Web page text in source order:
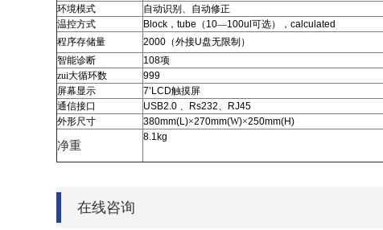
环境模式
自动识别、自动修正
温控方式
Block ， tube （ 10—100ul 可选）， calculated
程序存储量
2000 （外接U盘无限制）
智能诊断
108项
zui大循环数
999
屏幕显示
7’LCD触摸屏
通信接口
USB2.0 、 Rs232、
RJ45
外形尺寸
380mm(L)×270mm(W)×250mm(H)
净重
8.1kg
在线咨询